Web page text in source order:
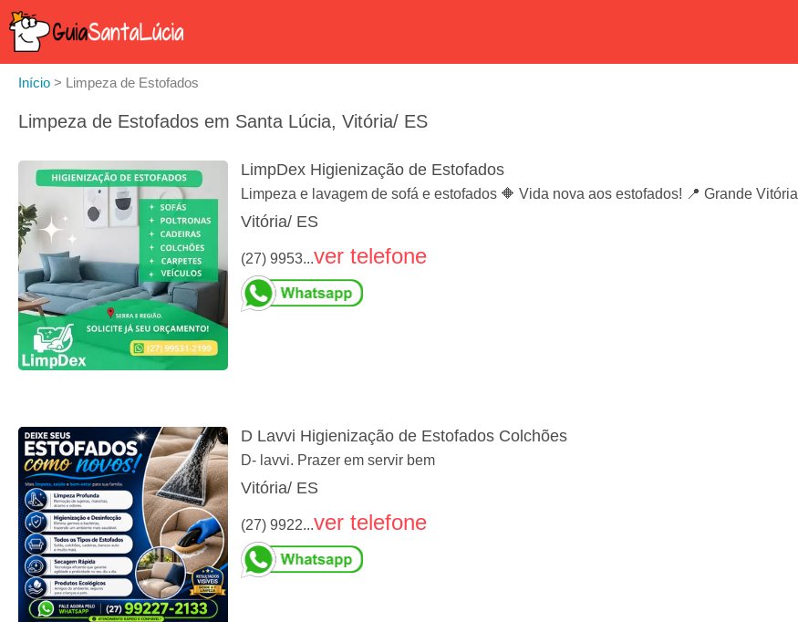
Início > Limpeza de Estofados
Limpeza de Estofados em Santa Lúcia, Vitória/ ES
LimpDex Higienização de Estofados
Limpeza e lavagem de sofá e estofados 🔶 Vida nova aos estofados! 📍 Grande Vitória
Vitória/ ES
(27) 9953...ver telefone
D Lavvi Higienização de Estofados Colchões
D- lavvi. Prazer em servir bem
Vitória/ ES
(27) 9922...ver telefone